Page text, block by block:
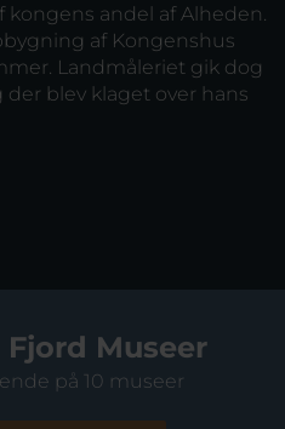
kongens andel af Alheden.
af Kongenshus
Landmåleriet gik dog
blev klaget over hans
Museer
på 10 museer